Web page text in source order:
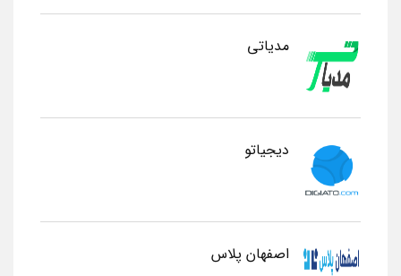
مدیاتی
دیجیاتو
اصفهان پلاس